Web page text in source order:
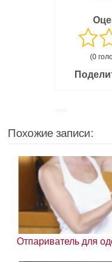
(0
Похожие записи:
Отпариватель для